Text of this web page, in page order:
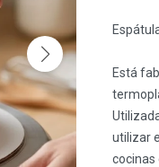
Está
utilizar
cocinas